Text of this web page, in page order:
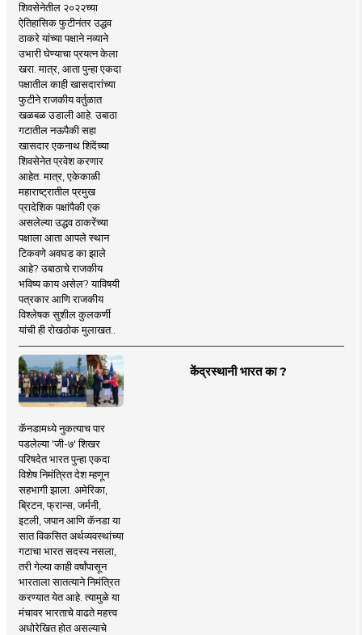
शिवसेनेतील २०२२च्या
ऐतिहासिक फुटीनंतर उद्धव
ठाकरे यांच्या पक्षाने नव्याने
उभारी घेण्याचा प्रयत्न केला
खरा. मात्र, आता पुन्हा एकदा
पक्षातील काही खासदारांच्या
फुटीने राजकीय वर्तुळात
खळबळ उडाली आहे. उबाठा
गटातील नऊपैकी सहा
खासदार एकनाथ शिंदेंच्या
शिवसेनेत प्रवेश करणार
आहेत. मात्र, एकेकाळी
महाराष्ट्रातील प्रमुख
प्रादेशिक पक्षांपैकी एक
असलेल्या उद्धव ठाकरेंच्या
पक्षाला आता आपले स्थान
टिकवणे अवघड का झाले
आहे? उबाठाचे राजकीय
भविष्य काय असेल? याविषयी
पत्रकार आणि राजकीय
विश्लेषक सुशील कुलकर्णी
यांची ही रोखठोक मुलाखत..
केंद्रस्थानी भारत का ?
कॅनडामध्ये नुकत्याच पार
पडलेल्या 'जी-७' शिखर
परिषदेत भारत पुन्हा एकदा
विशेष निमंत्रित देश म्हणून
सहभागी झाला. अमेरिका,
ब्रिटन, फ्रान्स, जर्मनी,
इटली, जपान आणि कॅनडा या
सात विकसित अर्थव्यवस्थांच्या
गटाचा भारत सदस्य नसला,
तरी गेल्या काही वर्षांपासून
भारताला सातत्याने निमंत्रित
करण्यात येत आहे. त्यामुळे या
मंचावर भारताचे वाढते महत्त्व
अधोरेखित होत असल्याचे